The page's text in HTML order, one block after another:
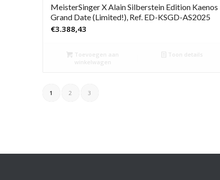
MeisterSinger X Alain Silberstein Edition Kaenos
Grand Date (Limited!), Ref. ED-KSGD-AS2025
€3.388,43
Toevoegen aan
winkelwagen
Toon details
1 2 3